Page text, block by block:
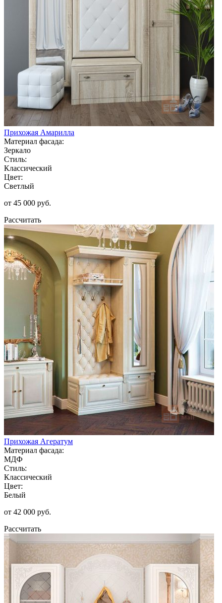
Прихожая Амарилла
Материал фасада:
Зеркало
Стиль:
Классический
Цвет:
Светлый
от 45 000 руб.
Рассчитать
Прихожая Агератум
Материал фасада:
МДФ
Стиль:
Классический
Цвет:
Белый
от 42 000 руб.
Рассчитать